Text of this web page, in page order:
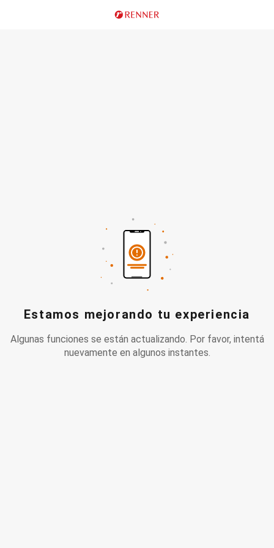
Estamos mejorando tu experiencia
Algunas funciones se están actualizando. Por favor, intentá
nuevamente en algunos instantes.